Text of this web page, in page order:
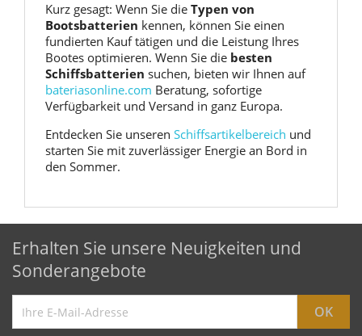
Kurz gesagt: Wenn Sie die Typen von
Bootsbatterien kennen, können Sie einen
fundierten Kauf tätigen und die Leistung Ihres
Bootes optimieren. Wenn Sie die besten
Schiffsbatterien suchen, bieten wir Ihnen auf
bateriasonline.com Beratung, sofortige
Verfügbarkeit und Versand in ganz Europa.
Entdecken Sie unseren Schiffsartikelbereich und
starten Sie mit zuverlässiger Energie an Bord in
den Sommer.
Erhalten Sie unsere Neuigkeiten und
Sonderangebote